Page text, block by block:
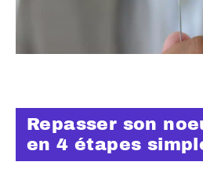
Repasser son
en 4 étapes